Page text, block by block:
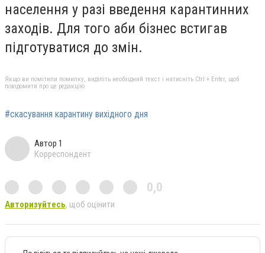
населення у разі введення карантинних
заходів. Для того аби бізнес встигав
підготуватися до змін.
Якщо ви помітили помилку, виділіть необхідний текст і натисніть Ctrl + Enter, щоб
повідомити про це редакцію
#скасування карантину вихідного дня
Автор 1
Корреспондент
0,0
Авторизуйтесь, щоб оцінити